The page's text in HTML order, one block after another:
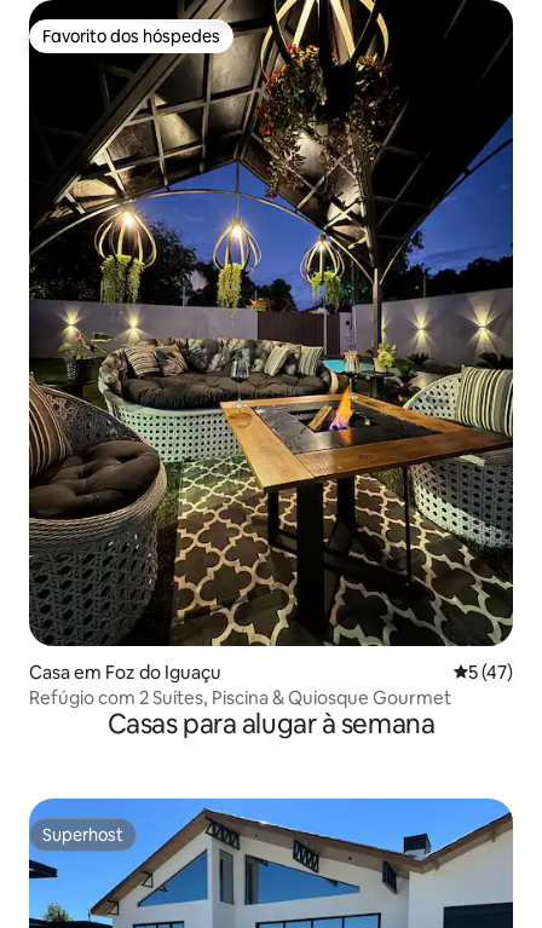
Favorito dos hóspedes
Favorito dos hóspedes
Casa em Foz do Iguaçu
5 (47)
Refúgio com 2 Suítes, Piscina & Quiosque Gourmet
Casas para alugar à semana
Superhost
Superhost